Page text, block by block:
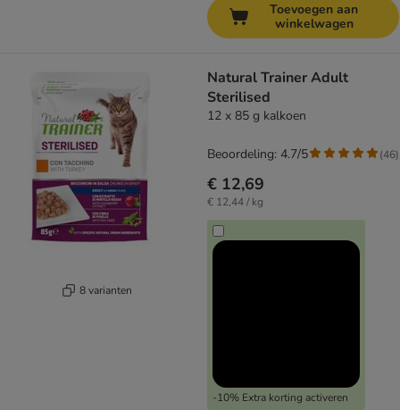
Toevoegen aan
winkelwagen
8 varianten
Natural Trainer Adult
Sterilised
12 x 85 g kalkoen
€ 12,69
€ 12,44 / kg
-10% Extra korting activeren
Beoordeling: 4.7/5 (46)